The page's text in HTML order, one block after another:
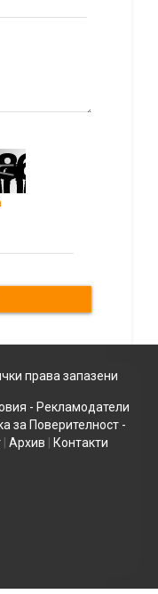
права запазени
- Рекламодатели
за Поверителност -
Архив Контакти